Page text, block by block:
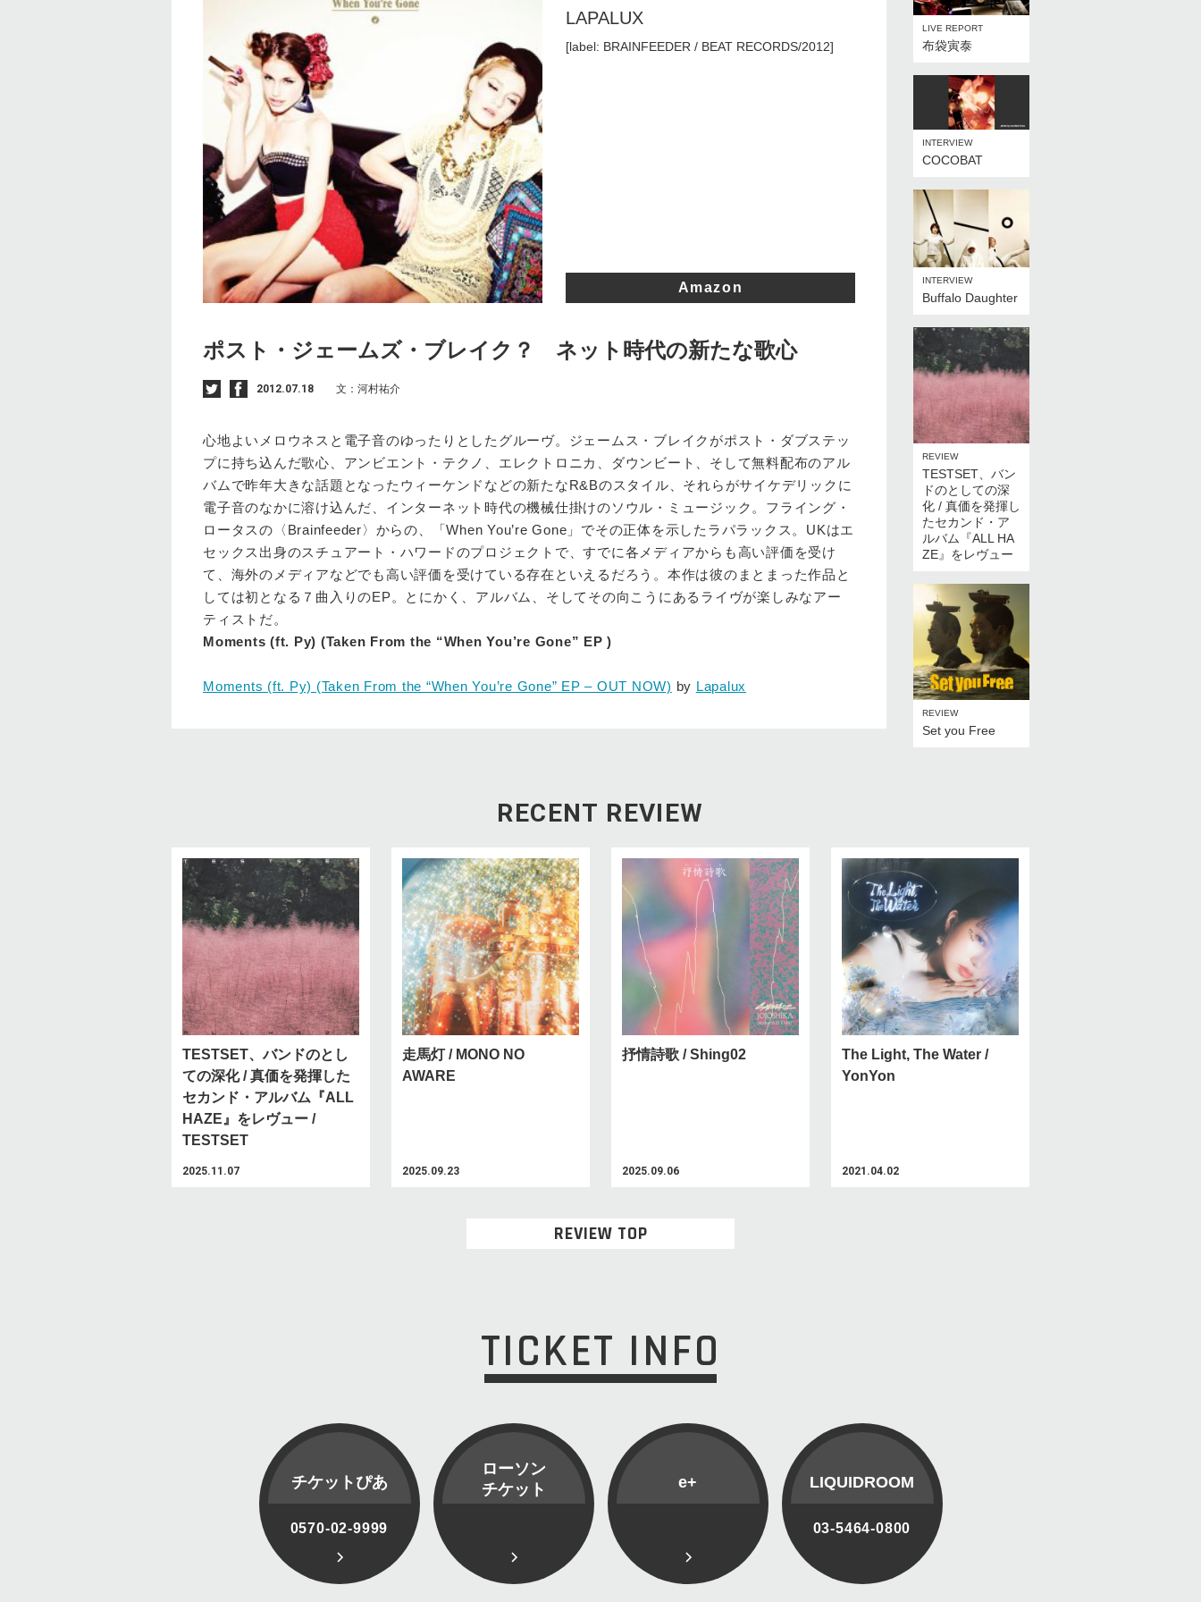
LAPALUX
[label: BRAINFEEDER / BEAT RECORDS/2012]
Amazon
ポスト・ジェームズ・ブレイク？ ネット時代の新たな歌心
2012.07.18 文：河村祐介
心地よいメロウネスと電子音のゆったりとしたグルーヴ。ジェームス・ブレイクがポスト・ダブステッ
プに持ち込んだ歌心、アンビエント・テクノ、エレクトロニカ、ダウンビート、そして無料配布のアル
バムで昨年大きな話題となったウィーケンドなどの新たなR&Bのスタイル、それらがサイケデリックに
電子音のなかに溶け込んだ、インターネット時代の機械仕掛けのソウル・ミュージック。フライング・
ロータスの〈Brainfeeder〉からの、「When You’re Gone」でその正体を示したラパラックス。UKはエ
セックス出身のスチュアート・ハワードのプロジェクトで、すでに各メディアからも高い評価を受け
て、海外のメディアなどでも高い評価を受けている存在といえるだろう。本作は彼のまとまった作品と
しては初となる７曲入りのEP。とにかく、アルバム、そしてその向こうにあるライヴが楽しみなアー
ティストだ。
Moments (ft. Py) (Taken From the “When You’re Gone” EP )
Moments (ft. Py) (Taken From the “When You’re Gone” EP – OUT NOW) by Lapalux
LIVE REPORT
布袋寅泰
INTERVIEW
COCOBAT
INTERVIEW
Buffalo Daughter
REVIEW
TESTSET、バン
ドのとしての深
化 / 真価を発揮し
たセカンド・ア
ルバム『ALL HA
ZE』をレヴュー
REVIEW
Set you Free
RECENT REVIEW
TESTSET、バンドのとし
ての深化 / 真価を発揮した
セカンド・アルバム『ALL
HAZE』をレヴュー /
TESTSET
2025.11.07
走馬灯 / MONO NO
AWARE
2025.09.23
抒情詩歌 / Shing02
2025.09.06
The Light, The Water /
YonYon
2021.04.02
REVIEW TOP
TICKET INFO
チケットぴあ
0570-02-9999
ローソン
チケット
e+ LIQUIDROOM
03-5464-0800